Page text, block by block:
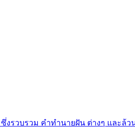
รวบรวม คำทํานายฝัน ต่างๆ และล้